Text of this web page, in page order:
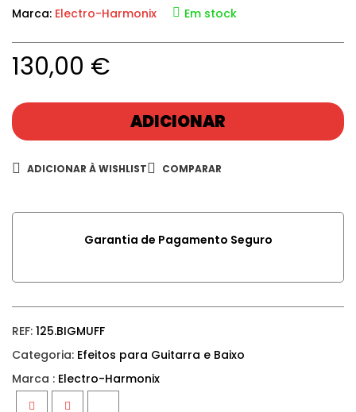
Marca: Electro-Harmonix Em stock
130,00 €
ADICIONAR
ADICIONAR À WISHLIST COMPARAR
Garantia de Pagamento Seguro
REF: 125.BIGMUFF
Categoria: Efeitos para Guitarra e Baixo
Marca : Electro-Harmonix